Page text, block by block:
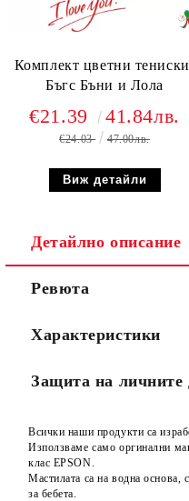
Комплект цветни
Бъгс Бъни и Лола
€21.39 41.84лв.
€24.03 47.00лв.
Виж детайли
Детайлно описание
Ревюта
Характеристики
Защита на личните
Всички наши продукти са
Използваме само оргинални
клас EPSON.
Мастилата са на водна основа,
за бебета.